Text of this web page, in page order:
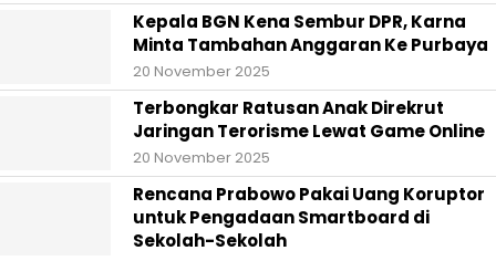
Kepala BGN Kena Sembur DPR, Karna
Minta Tambahan Anggaran Ke Purbaya
20 November 2025
Terbongkar Ratusan Anak Direkrut
Jaringan Terorisme Lewat Game Online
20 November 2025
Rencana Prabowo Pakai Uang Koruptor
untuk Pengadaan Smartboard di
Sekolah-Sekolah